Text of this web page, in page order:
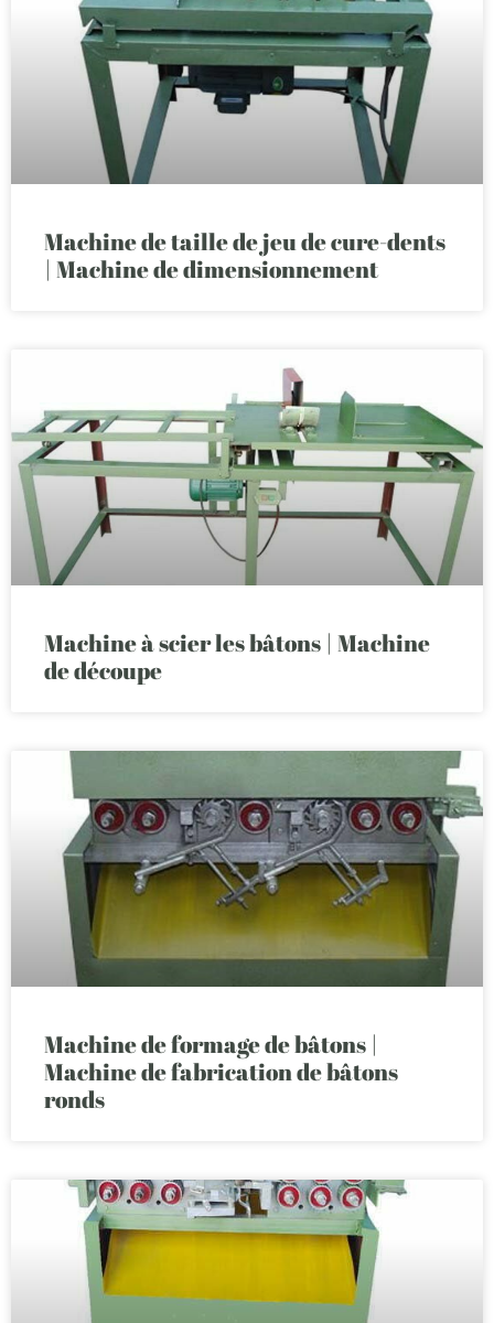
Machine de taille de jeu de cure-dents
| Machine de dimensionnement
Machine à scier les bâtons | Machine
de découpe
Machine de formage de bâtons |
Machine de fabrication de bâtons
ronds